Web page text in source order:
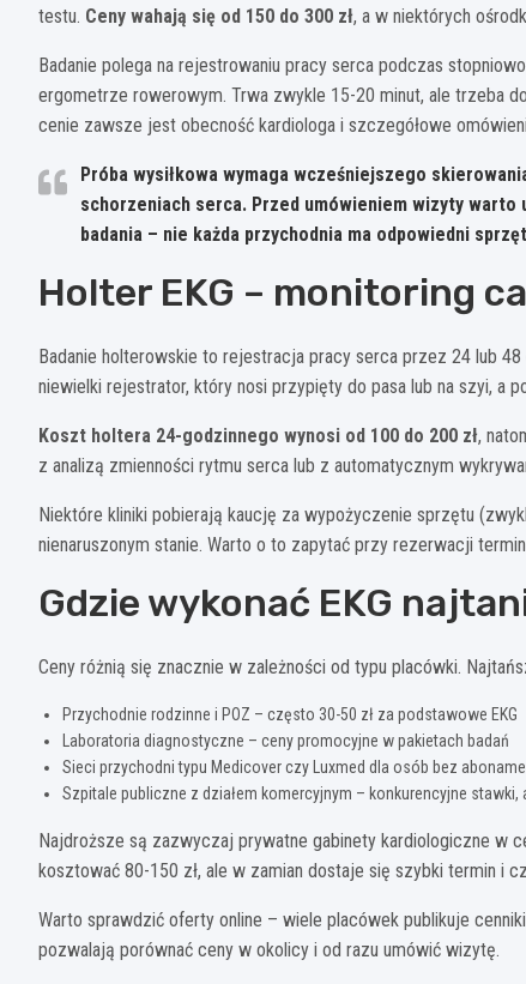
testu. Ceny wahają się od 150 do 300 zł, a w niektórych
Badanie polega na rejestrowaniu pracy serca podczas
ergometrze rowerowym. Trwa zwykle 15-20 minut, ale trzeba
cenie zawsze jest obecność kardiologa i szczegółowe
Próba wysiłkowa wymaga wcześniejszego
schorzeniach serca. Przed umówieniem wizyty
badania – nie każda przychodnia ma odpowiedni
Holter EKG – monitoring
Badanie holterowskie to rejestracja pracy serca przez 24 lub
niewielki rejestrator, który nosi przypięty do pasa lub na szyi, a
Koszt holtera 24-godzinnego wynosi od 100 do 200 zł,
z analizą zmienności rytmu serca lub z automatycznym
Niektóre kliniki pobierają kaucję za wypożyczenie sprzętu
nienaruszonym stanie. Warto o to zapytać przy rezerwacji
Gdzie wykonać EKG
Ceny różnią się znacznie w zależności od typu placówki.
Przychodnie rodzinne i POZ – często 30-50 zł za podstawowe EKG
Laboratoria diagnostyczne – ceny promocyjne w pakietach badań
Sieci przychodni typu Medicover czy Luxmed dla osób bez
Szpitale publiczne z działem komercyjnym – konkurencyjne stawki,
Najdroższe są zazwyczaj prywatne gabinety kardiologiczne w
kosztować 80-150 zł, ale w zamian dostaje się szybki termin i
Warto sprawdzić oferty online – wiele placówek publikuje
pozwalają porównać ceny w okolicy i od razu umówić wizytę.